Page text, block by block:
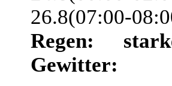
26.8(07:00-
Regen:
Gewitter: